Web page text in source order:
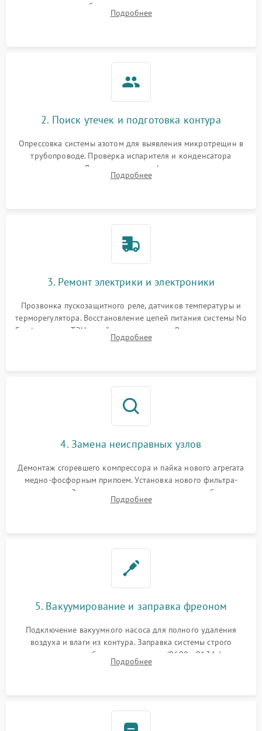
сопротивления обмоток мотора, проверка термостата и
считывание кодов ошибок с электронного дисплея.
Подробнее
2. Поиск утечек и подготовка контура
Опрессовка системы азотом для выявления микротрещин в
трубопроводе. Проверка испарителя и конденсатора
течеискателем. Демонтаж старого фильтра-осушителя и
продувка капиллярной трубки для устранения засоров.
Подробнее
3. Ремонт электрики и электроники
Прозвонка пускозащитного реле, датчиков температуры и
терморегулятора. Восстановление цепей питания системы No
Frost, включая ТЭН оттайки и вентилятор. Ремонт или замена
платы управления при сбоях алгоритмов.
Подробнее
4. Замена неисправных узлов
Демонтаж сгоревшего компрессора и пайка нового агрегата
медно-фосфорным припоем. Установка нового фильтра-
осушителя. Замена изношенных вентиляторов обдува,
сломанных заслонок или поврежденных дверных петель.
Подробнее
5. Вакуумирование и заправка фреоном
Подключение вакуумного насоса для полного удаления
воздуха и влаги из контура. Заправка системы строго
дозированным объемом хладагента (R600a, R134a) по
электронным весам. Контроль рабочего давления в системе.
Подробнее